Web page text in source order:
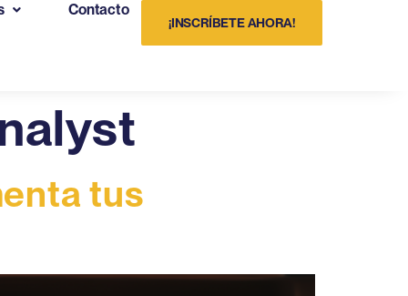
Contacto
¡INSCRÍBETE AHORA!
tus